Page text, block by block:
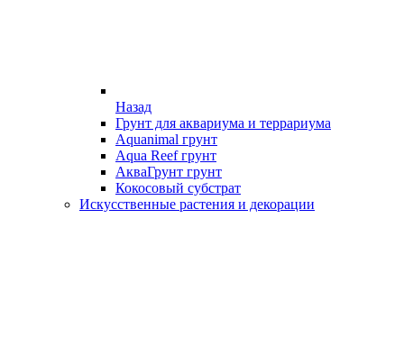
Назад
Грунт для аквариума и террариума
Aquanimal грунт
Aqua Reef грунт
АкваГрунт грунт
Кокосовый субстрат
Искусственные растения и декорации